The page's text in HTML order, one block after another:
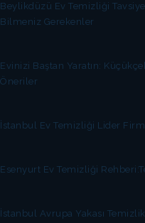
Beylikdüzü Ev Temizliği
Bilmeniz Gerekenler
Evinizi Baştan Yaratın:
Öneriler
İstanbul Ev Temizliği Lider
Esenyurt Ev Temizliği
İstanbul Avrupa Yakası